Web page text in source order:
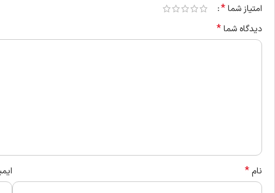
امتیاز شما*
دیدگاه شما*
نام*